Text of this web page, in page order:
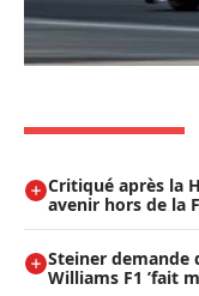
Critiqué après la
avenir hors de la
Steiner demande
Williams F1 ’fait